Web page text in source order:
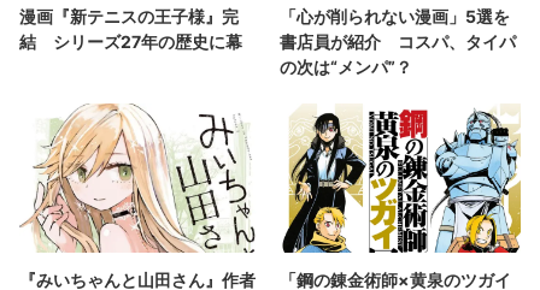
漫画『新テニスの王子様』完
結 シリーズ27年の歴史に幕
「心が削られない漫画」5選を
書店員が紹介 コスパ、タイパ
の次は“メンパ”？
『みいちゃんと山田さん』作者 「鋼の錬金術師×黄泉のツガイ